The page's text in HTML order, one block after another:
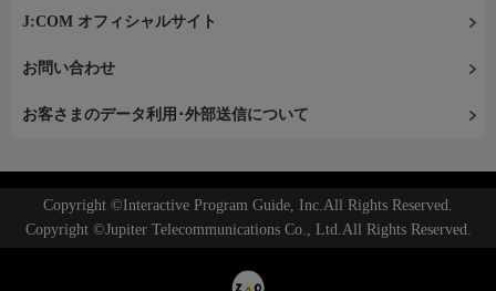
J:COM オフィシャルサイト
お問い合わせ
お客さまのデータ利用･外部送信について
Copyright ©Interactive Program Guide, Inc.All Rights Reserved.
Copyright ©Jupiter Telecommunications Co., Ltd.All Rights Reserved.